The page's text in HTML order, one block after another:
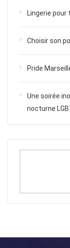
Lingerie
Choisir son
Pride
Une soirée
nocturne